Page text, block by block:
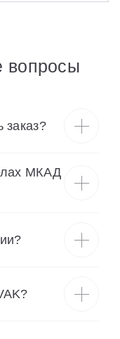
вопросы
заказ?
МКАД